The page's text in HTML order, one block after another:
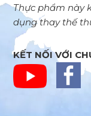
Thực phẩm này
dụng thay thế
KẾT NỐI VỚI